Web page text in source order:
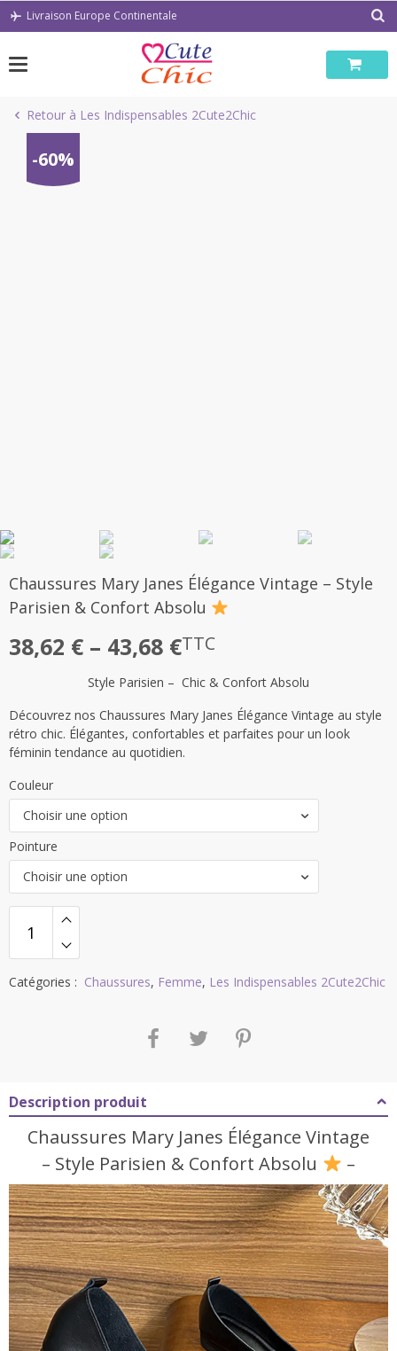
PasserLivraison Europe Continentale
Retour à Les Indispensables 2Cute2Chic
-60%
Chaussures Mary Janes Élégance Vintage – Style
Parisien & Confort Absolu
38,62 € – 43,68 €
Plage
38,62 €
à
43,68 €
TTC
Style Parisien – Chic & Confort Absolu
Découvrez nos Chaussures Mary Janes Élégance Vintage au style
rétro chic. Élégantes, confortables et parfaites pour un look
féminin tendance au quotidien.
Couleur
Choisir une option
Pointure
Choisir une option
Catégories : Chaussures, Femme, Les Indispensables 2Cute2Chic
Description produit
Chaussures Mary Janes Élégance Vintage
– Style Parisien & Confort Absolu
–